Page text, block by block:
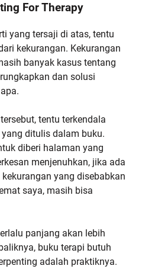
For Therapy
yang tersaji di atas, tentu
kekurangan. Kekurangan
banyak kasus tentang
dan solusi
tentu terkendala
ditulis dalam buku.
diberi halaman yang
menjenuhkan, jika ada
yang disebabkan
saya, masih bisa
panjang akan lebih
buku terapi butuh
adalah praktiknya.